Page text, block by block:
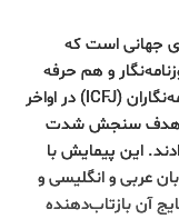
جهانی است که
و هم حرفه
روزنامه‌نگاری. یونسکو و مرکز بین‌المللی روزنامه‌نگاران (ICFJ) در اواخر
با هدف سنجش شدت
این پیمایش با
کشور به پنج زبان‌ عربی و انگلیسی و
آن بازتاب‌دهنده